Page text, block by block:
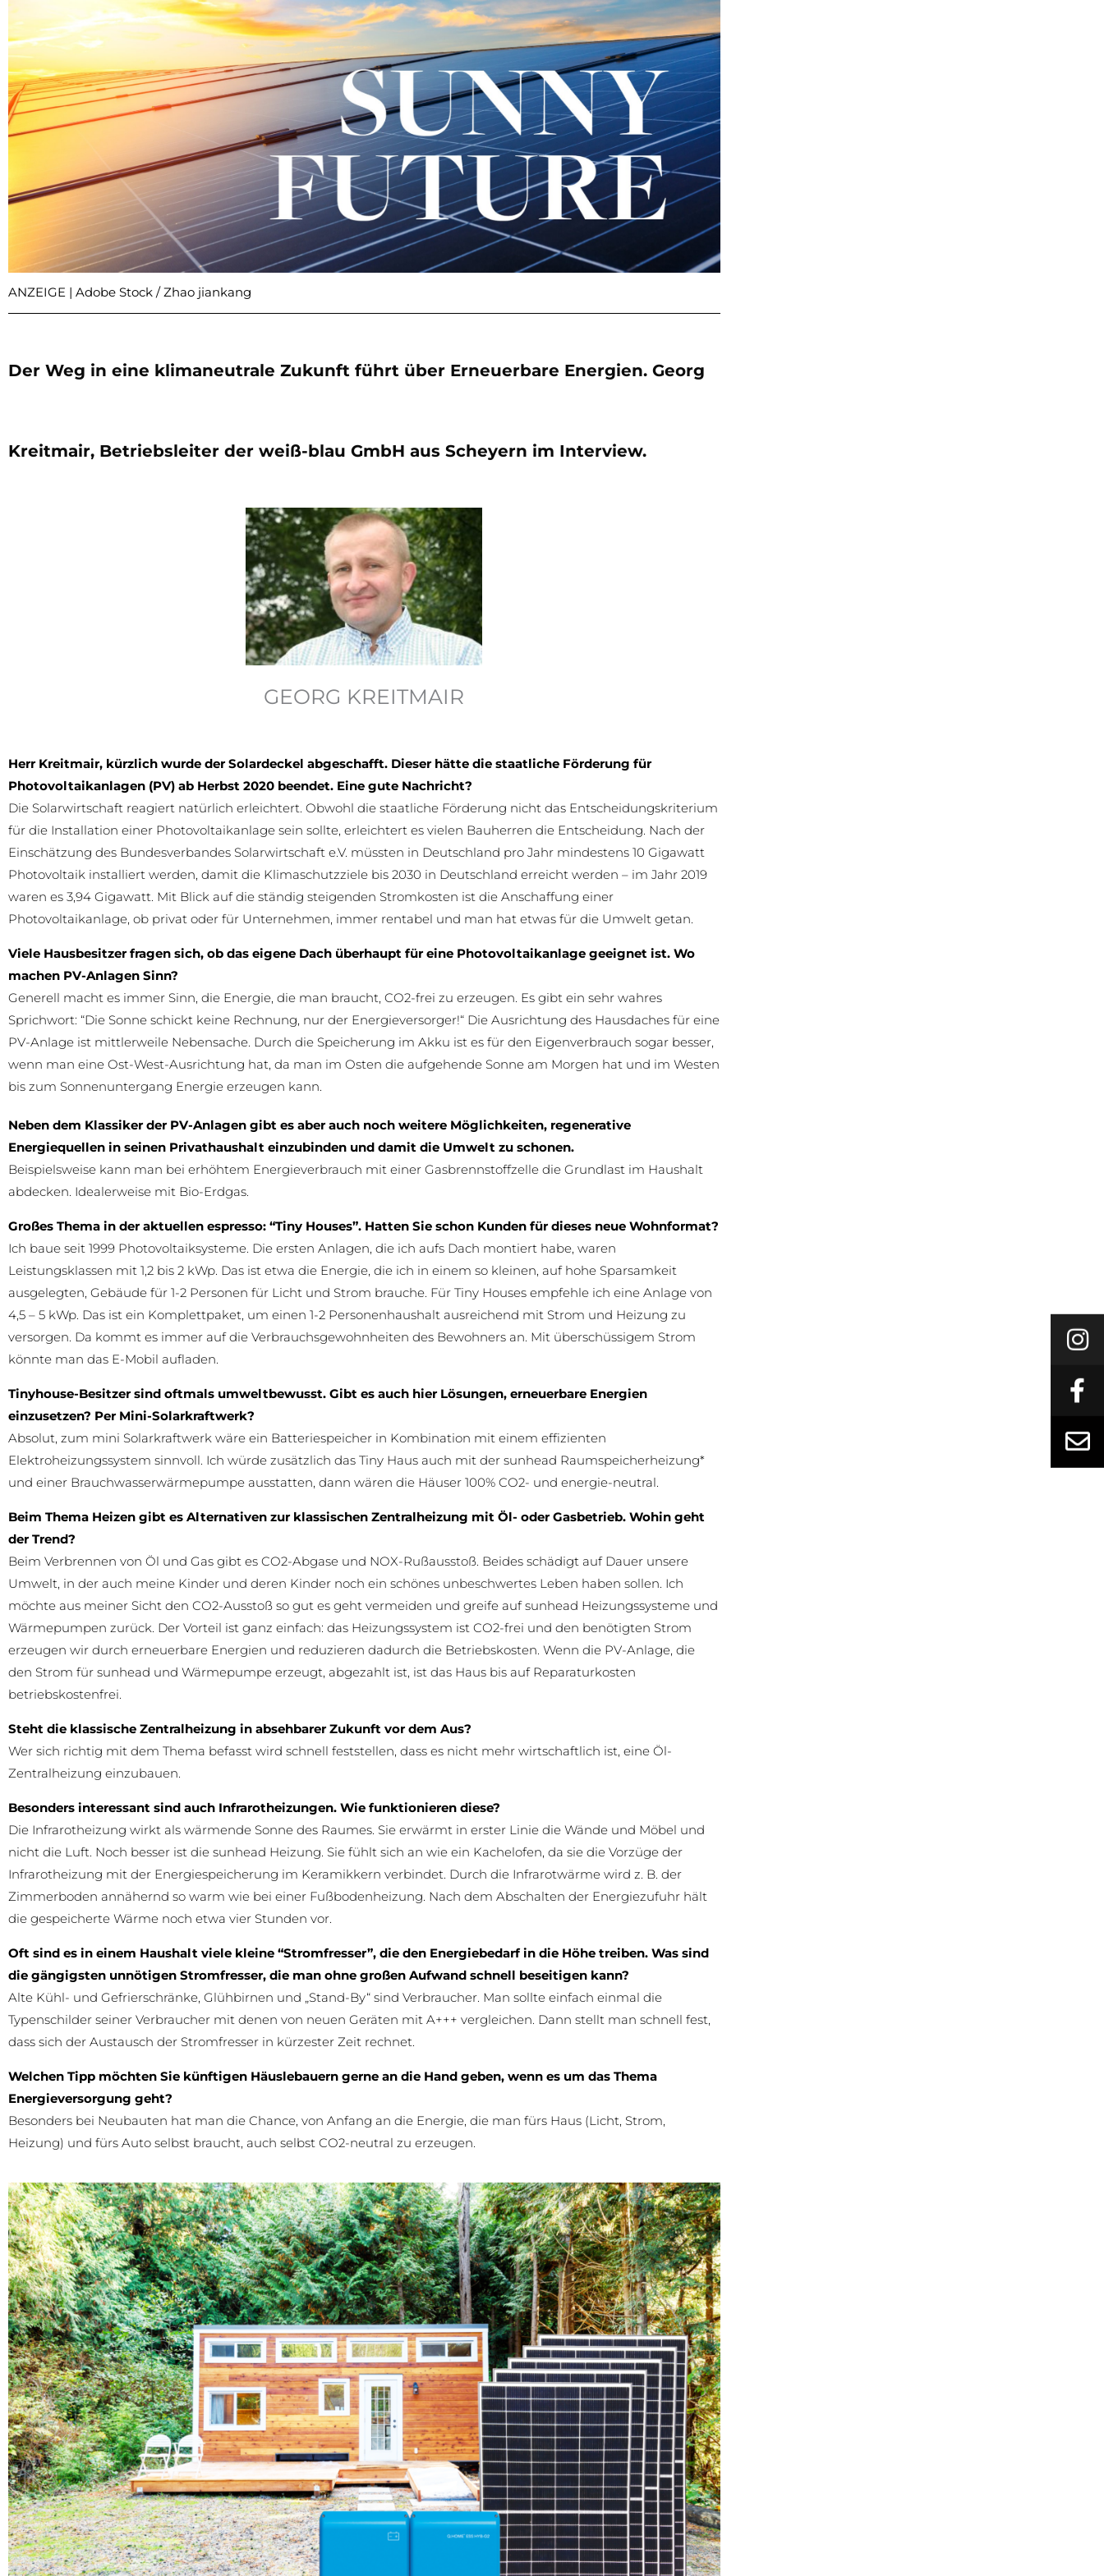
ANZEIGE | Adobe Stock / Zhao jiankang
Der Weg in eine klimaneutrale Zukunft führt über Erneuerbare Energien. Georg
Kreitmair, Betriebsleiter der weiß-blau GmbH aus Scheyern im Interview.
GEORG KREITMAIR
Herr Kreitmair, kürzlich wurde der Solardeckel abgeschafft. Dieser hätte die staatliche Förderung für
Photovoltaikanlagen (PV) ab Herbst 2020 beendet. Eine gute Nachricht?
Die Solarwirtschaft reagiert natürlich erleichtert. Obwohl die staatliche Förderung nicht das Entscheidungskriterium
für die Installation einer Photovoltaikanlage sein sollte, erleichtert es vielen Bauherren die Entscheidung. Nach der
Einschätzung des Bundesverbandes Solarwirtschaft e.V. müssten in Deutschland pro Jahr mindestens 10 Gigawatt
Photovoltaik installiert werden, damit die Klimaschutzziele bis 2030 in Deutschland erreicht werden – im Jahr 2019
waren es 3,94 Gigawatt. Mit Blick auf die ständig steigenden Stromkosten ist die Anschaffung einer
Photovoltaikanlage, ob privat oder für Unternehmen, immer rentabel und man hat etwas für die Umwelt getan.
Viele Hausbesitzer fragen sich, ob das eigene Dach überhaupt für eine Photovoltaikanlage geeignet ist. Wo
machen PV-Anlagen Sinn?
Generell macht es immer Sinn, die Energie, die man braucht, CO2-frei zu erzeugen. Es gibt ein sehr wahres
Sprichwort: “Die Sonne schickt keine Rechnung, nur der Energieversorger!“ Die Ausrichtung des Hausdaches für eine
PV-Anlage ist mittlerweile Nebensache. Durch die Speicherung im Akku ist es für den Eigenverbrauch sogar besser,
wenn man eine Ost-West-Ausrichtung hat, da man im Osten die aufgehende Sonne am Morgen hat und im Westen
bis zum Sonnenuntergang Energie erzeugen kann.
Neben dem Klassiker der PV-Anlagen gibt es aber auch noch weitere Möglichkeiten, regenerative
Energiequellen in seinen Privathaushalt einzubinden und damit die Umwelt zu schonen.
Beispielsweise kann man bei erhöhtem Energieverbrauch mit einer Gasbrennstoffzelle die Grundlast im Haushalt
abdecken. Idealerweise mit Bio-Erdgas.
Großes Thema in der aktuellen espresso: “Tiny Houses”. Hatten Sie schon Kunden für dieses neue Wohnformat?
Ich baue seit 1999 Photovoltaiksysteme. Die ersten Anlagen, die ich aufs Dach montiert habe, waren
Leistungsklassen mit 1,2 bis 2 kWp. Das ist etwa die Energie, die ich in einem so kleinen, auf hohe Sparsamkeit
ausgelegten, Gebäude für 1-2 Personen für Licht und Strom brauche. Für Tiny Houses empfehle ich eine Anlage von
4,5 – 5 kWp. Das ist ein Komplettpaket, um einen 1-2 Personenhaushalt ausreichend mit Strom und Heizung zu
versorgen. Da kommt es immer auf die Verbrauchsgewohnheiten des Bewohners an. Mit überschüssigem Strom
könnte man das E-Mobil aufladen.
Tinyhouse-Besitzer sind oftmals umweltbewusst. Gibt es auch hier Lösungen, erneuerbare Energien
einzusetzen? Per Mini-Solarkraftwerk?
Absolut, zum mini Solarkraftwerk wäre ein Batteriespeicher in Kombination mit einem effizienten
Elektroheizungssystem sinnvoll. Ich würde zusätzlich das Tiny Haus auch mit der sunhead Raumspeicherheizung*
und einer Brauchwasserwärmepumpe ausstatten, dann wären die Häuser 100% CO2- und energie-neutral.
Beim Thema Heizen gibt es Alternativen zur klassischen Zentralheizung mit Öl- oder Gasbetrieb. Wohin geht
der Trend?
Beim Verbrennen von Öl und Gas gibt es CO2-Abgase und NOX-Rußausstoß. Beides schädigt auf Dauer unsere
Umwelt, in der auch meine Kinder und deren Kinder noch ein schönes unbeschwertes Leben haben sollen. Ich
möchte aus meiner Sicht den CO2-Ausstoß so gut es geht vermeiden und greife auf sunhead Heizungssysteme und
Wärmepumpen zurück. Der Vorteil ist ganz einfach: das Heizungssystem ist CO2-frei und den benötigten Strom
erzeugen wir durch erneuerbare Energien und reduzieren dadurch die Betriebskosten. Wenn die PV-Anlage, die
den Strom für sunhead und Wärmepumpe erzeugt, abgezahlt ist, ist das Haus bis auf Reparaturkosten
betriebskostenfrei.
Steht die klassische Zentralheizung in absehbarer Zukunft vor dem Aus?
Wer sich richtig mit dem Thema befasst wird schnell feststellen, dass es nicht mehr wirtschaftlich ist, eine Öl-
Zentralheizung einzubauen.
Besonders interessant sind auch Infrarotheizungen. Wie funktionieren diese?
Die Infrarotheizung wirkt als wärmende Sonne des Raumes. Sie erwärmt in erster Linie die Wände und Möbel und
nicht die Luft. Noch besser ist die sunhead Heizung. Sie fühlt sich an wie ein Kachelofen, da sie die Vorzüge der
Infrarotheizung mit der Energiespeicherung im Keramikkern verbindet. Durch die Infrarotwärme wird z. B. der
Zimmerboden annähernd so warm wie bei einer Fußbodenheizung. Nach dem Abschalten der Energiezufuhr hält
die gespeicherte Wärme noch etwa vier Stunden vor.
Oft sind es in einem Haushalt viele kleine “Stromfresser”, die den Energiebedarf in die Höhe treiben. Was sind
die gängigsten unnötigen Stromfresser, die man ohne großen Aufwand schnell beseitigen kann?
Alte Kühl- und Gefrierschränke, Glühbirnen und „Stand-By“ sind Verbraucher. Man sollte einfach einmal die
Typenschilder seiner Verbraucher mit denen von neuen Geräten mit A+++ vergleichen. Dann stellt man schnell fest,
dass sich der Austausch der Stromfresser in kürzester Zeit rechnet.
Welchen Tipp möchten Sie künftigen Häuslebauern gerne an die Hand geben, wenn es um das Thema
Energieversorgung geht?
Besonders bei Neubauten hat man die Chance, von Anfang an die Energie, die man fürs Haus (Licht, Strom,
Heizung) und fürs Auto selbst braucht, auch selbst CO2-neutral zu erzeugen.